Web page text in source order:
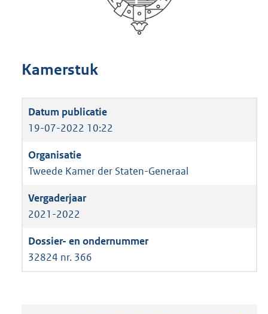
Kamerstuk
19-07-2022 10:22
Tweede Kamer der Staten-Generaal
2021-2022
32824 nr. 366